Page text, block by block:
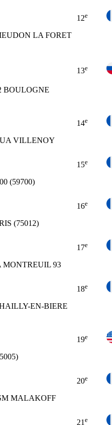
12e
LA FORET
13e
BOULOGNE
14e
UA VILLENOY
15e
(59700)
16e
(75012)
17e
MONTREUIL 93
18e
EN-BIERE
19e
20e
MALAKOFF
21 e